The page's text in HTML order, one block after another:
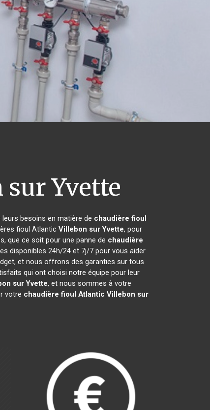
Yvette
besoins en matière de chaudière fioul
fioul Atlantic Villebon sur Yvette, pour
que ce soit pour une panne de chaudière
disponibles 24h/24 et 7j/7 pour vous aider
et nous offrons des garanties sur tous
qui ont choisi notre équipe pour leur
sur Yvette, et nous sommes à votre
votre chaudière fioul Atlantic Villebon sur